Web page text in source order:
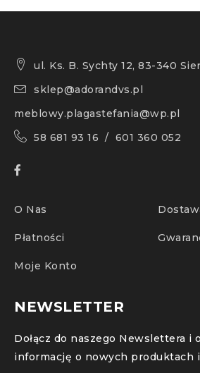
ul. Ks. B. Sychty 12, 83-340
sklep@adorandvs.pl
meblowy.plagastefania@wp.pl
58 681 93 16 / 601 360 052
O Nas
Płatności
Moje Konto
NEWSLETTER
Dołącz do naszego Newslettera i
informację o nowych produktach